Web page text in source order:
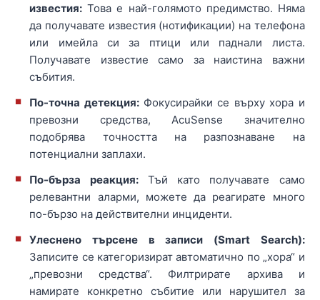
известия: Това е най-голямото предимство. Няма
да получавате известия (нотификации) на телефона
или имейла си за птици или паднали листа.
Получавате известие само за наистина важни
събития.
По-точна детекция:Фокусирайки се върху хора и
превозни средства, AcuSense значително
подобрява точността на разпознаване на
потенциални заплахи.
По-бърза реакция:Тъй като получавате само
релевантни аларми, можете да реагирате много
по-бързо на действителни инциденти.
Улеснено търсене в записи (Smart Search):
Записите се категоризират автоматично по „хора“ и
„превозни средства“. Филтрирате архива и
намирате конкретно събитие или нарушител за